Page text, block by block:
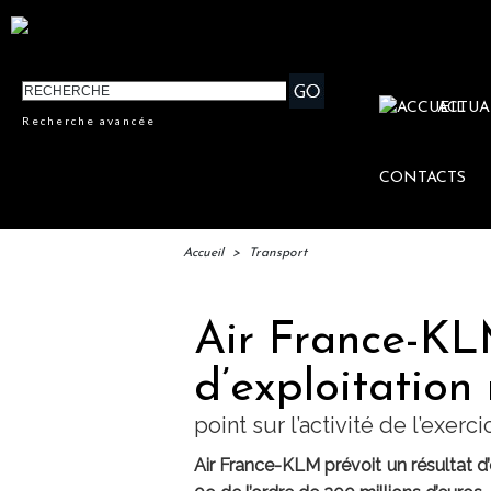
Recherche avancée
CONTACTS
Accueil > Transport
Air France-
point sur l’activité de
Air France-KLM prévoit un résultat